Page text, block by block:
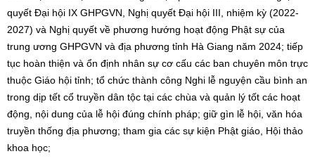
quyết Đại hội IX GHPGVN, Nghị quyết Đại hội III, nhiệm kỳ (2022-
2027) và Nghị quyết về phương hướng hoạt động Phật sự của
trung ương GHPGVN và địa phương tỉnh Hà Giang năm 2024; tiếp
tục hoàn thiện và ổn định nhân sự cơ cấu các ban chuyên môn trực
thuộc Giáo hội tỉnh; tổ chức thành công Nghi lễ nguyện cầu bình an
trong dịp tết cổ truyền dân tộc tại các chùa và quản lý tốt các hoạt
động, nội dung của lễ hội đúng chính pháp; giữ gìn lễ hội, văn hóa
truyền thống địa phương; tham gia các sự kiện Phật giáo, Hội thảo
khoa học;